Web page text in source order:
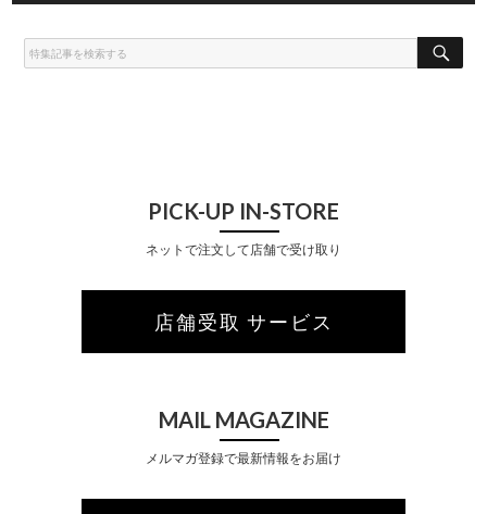
S
R
PICK-UP IN-STORE
ネットで注文して店舗で受け取り
店舗受取 サービス
MAIL MAGAZINE
メルマガ登録で最新情報をお届け